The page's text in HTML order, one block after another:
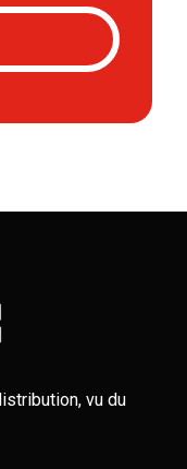
vu du